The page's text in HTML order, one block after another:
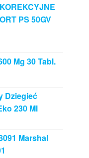
PS 50GV
Mg 30 Tabl.
Dziegieć
230 Ml
Marshal